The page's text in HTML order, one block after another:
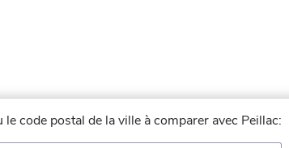
le code postal de la ville à comparer avec Peillac: